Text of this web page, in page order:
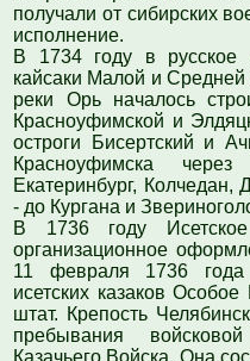
получали от сибирских
исполнение.
В 1734 году в русское
кайсаки Малой и
реки Орь началось
Красноуфимской и
остроги Бисертский и
Красноуфимска
Екатеринбург, Колчедан,
- до Кургана и
В 1736 году
организационное
11 февраля 1736
исетских казаков
штат. Крепость
пребывания